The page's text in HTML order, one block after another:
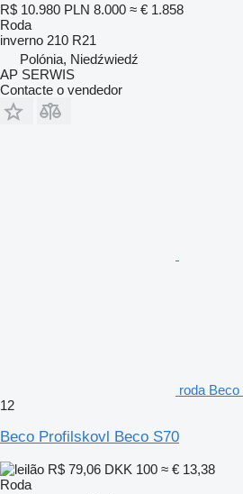
R$ 10.980 PLN 8.000 ≈ € 1.858
Roda
inverno 210 R21
Polónia, Niedźwiedź
AP SERWIS
Contacte o vendedor
roda
12
Beco Profilskovl Beco S70
R$ 79,06 DKK 100 ≈ € 13,38
Roda